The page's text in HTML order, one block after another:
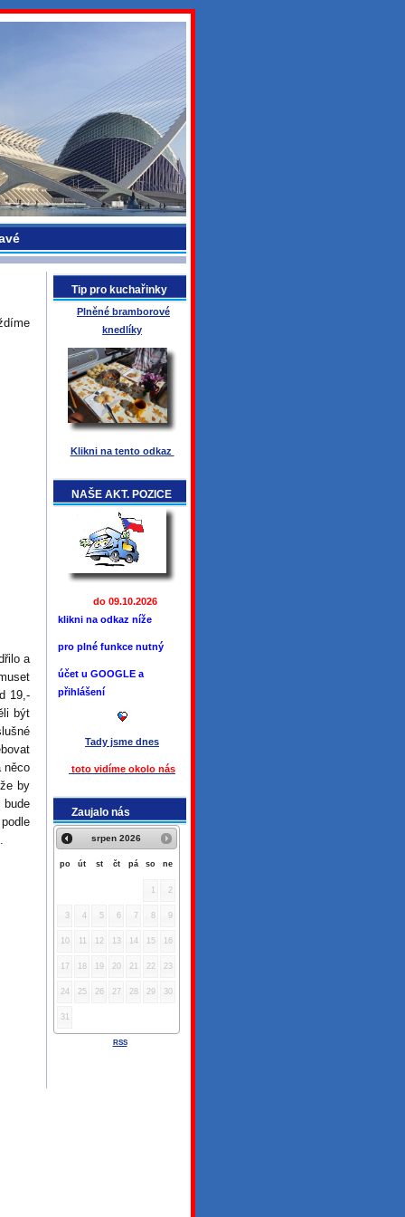
Tip pro kuchařinky
Plněné bramborové
knedlíky
Klikni na tento odkaz
NAŠE AKT. POZICE
do 09.10.2026
klikni na odkaz níže
pro plné funkce nutný
účet u GOOGLE a
přihlášení
Tady jsme dnes
toto vidíme okolo nás
Zaujalo nás
srpen 2026
po út st čt pá so ne
1 2
3 4 5 6 7 8 9
10 11 12 13 14 15 16
17 18 19 20 21 22 23
24 25 26 27 28 29 30
31
RSS
a
19,-
být
něco
by